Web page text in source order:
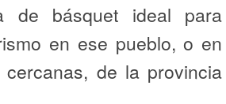
de básquet ideal para
en ese pueblo, o en
cercanas, de la provincia